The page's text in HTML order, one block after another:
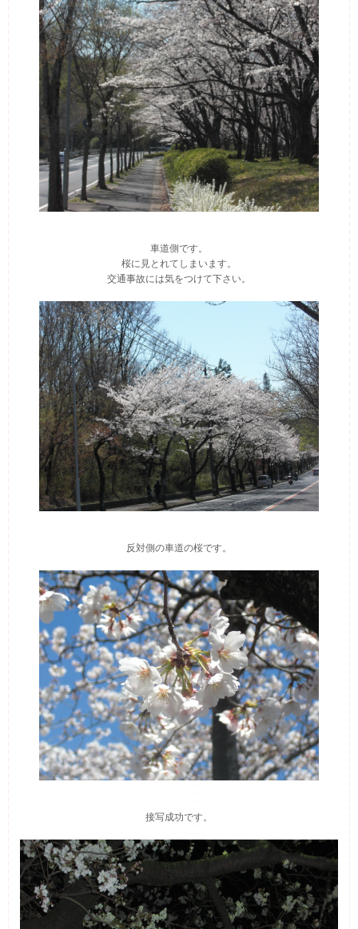
車道側です。
桜に見とれてしまいます。
交通事故には気をつけて下さい。
反対側の車道の桜です。
接写成功です。